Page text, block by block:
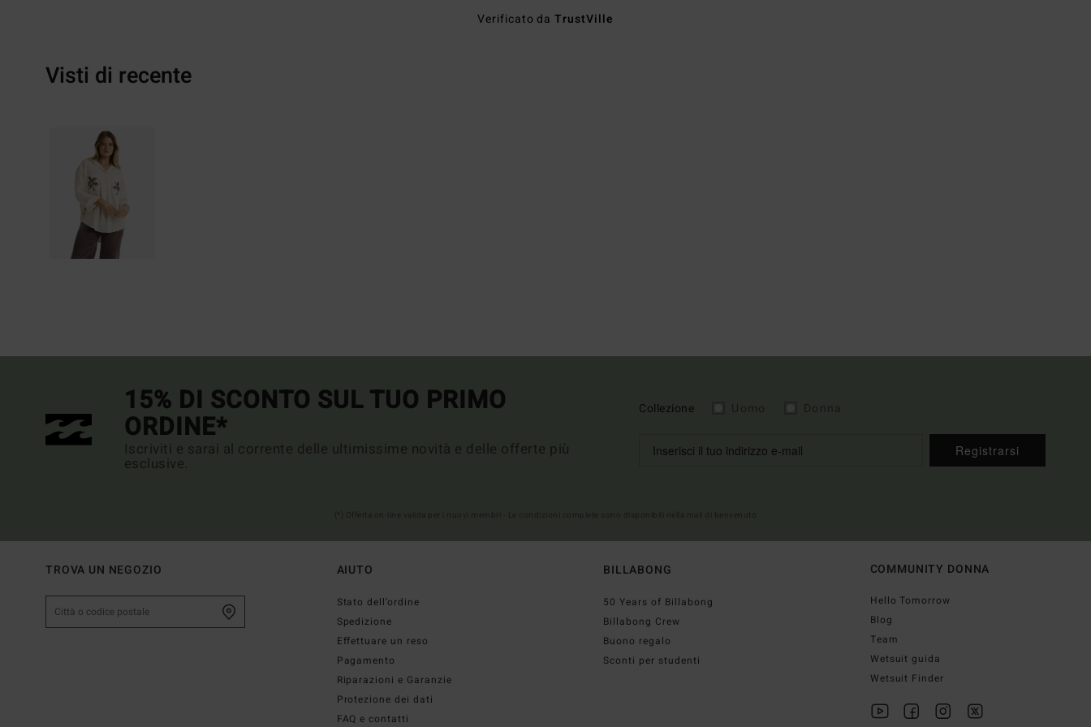
Verificato daTrustVille
Visti di recente
15% DI SCONTO SUL TUO PRIMO
ORDINE*
Iscriviti e sarai al corrente delle ultimissime novità e delle offerte più
esclusive.
Collezione
Registrarsi
TROVA UN NEGOZIO AIUTO
Stato dell’ordine
Spedizione
Effettuare un reso
Pagamento
Riparazioni e Garanzie
Protezione dei dati
FAQ e contatti
BILLABONG
50 Years of Billabong
Billabong Crew
Buono regalo
Sconti per studenti
COMMUNITY DONNA
Hello Tomorrow
Blog
Team
Wetsuit guida
Wetsuit Finder